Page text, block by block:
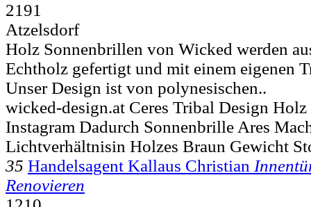
2191
Atzelsdorf
Holz Sonnenbrillen von Wicked werden
Echtholz gefertigt und mit einem eigenen
Unser Design ist von polynesischen..
wicked-design.at Ceres Tribal Design
Instagram Dadurch Sonnenbrille Ares
Lichtverhältnisin Holzes Braun Gewicht
35 Handelsagent Kallaus Christian
Renovieren